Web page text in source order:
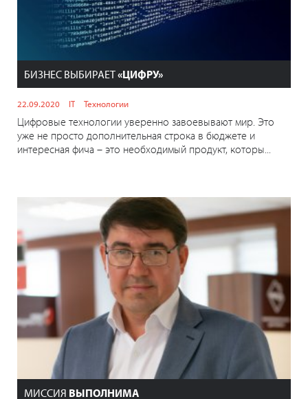
БИЗНЕС ВЫБИРАЕТ«ЦИФРУ»
22.09.2020 IT Технологии
Цифровые технологии уверенно завоевывают мир. Это
уже не просто дополнительная строка в бюджете и
интересная фича – это необходимый продукт, которы...
МИССИЯ ВЫПОЛНИМА